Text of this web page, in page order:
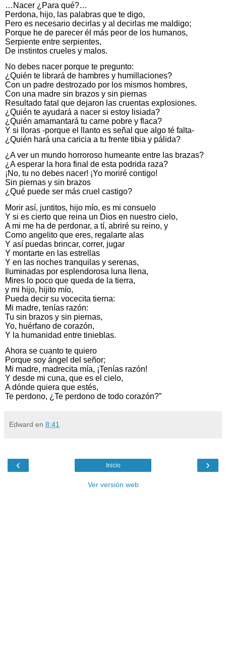
…Nacer ¿Para qué?…
Perdona, hijo, las palabras que te digo,
Pero es necesario decirlas y al decirlas me maldigo;
Porque he de parecer él más peor de los humanos,
Serpiente entre serpientes,
De instintos crueles y malos.
No debes nacer porque te pregunto:
¿Quién te librará de hambres y humillaciones?
Con un padre destrozado por los mismos hombres,
Con una madre sin brazos y sin piernas
Resultado fatal que dejaron las cruentas explosiones.
¿Quién te ayudará a nacer si estoy lisiada?
¿Quién amamantará tu carne pobre y flaca?
Y si lloras -porque el llanto es señal que algo té falta-
¿Quién hará una caricia a tu frente tibia y pálida?
¿A ver un mundo horroroso humeante entre las brazas?
¿A esperar la hora final de esta podrida raza?
¡No, tu no debes nacer! ¡Yo moriré contigo!
Sin piernas y sin brazos
¿Qué puede ser más cruel castigo?
Morir así, juntitos, hijo mío, es mi consuelo
Y si es cierto que reina un Dios en nuestro cielo,
A mi me ha de perdonar, a tí, abriré su reino, y
Como angelito que eres, regalarte alas
Y así puedas brincar, correr, jugar
Y montarte en las estrellas
Y en las noches tranquilas y serenas,
Iluminadas por esplendorosa luna llena,
Mires lo poco que queda de la tierra,
y mi hijo, hijito mío,
Pueda decir su vocecita tierna:
Mi madre, tenías razón:
Tu sin brazos y sin piernas,
Yo, huérfano de corazón,
Y la humanidad entre tinieblas.
Ahora se cuanto te quiero
Porque soy ángel del señor;
Mi madre, madrecita mía, ¡Tenías razón!
Y desde mi cuna, que es el cielo,
A dónde quiera que estés,
Te perdono, ¿Te perdono de todo corazón?”
Edward en 8:41
‹ ›
Inicio
Ver versión web